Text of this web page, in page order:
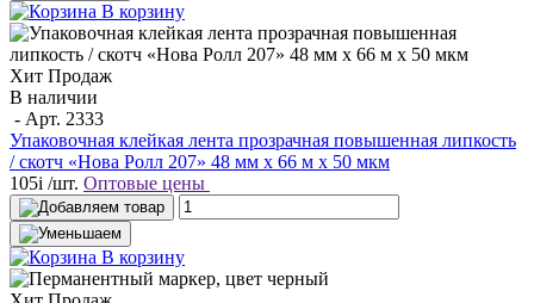
В корзину
Хит Продаж
В наличии
- Арт. 2333
Упаковочная клейкая лента прозрачная повышенная липкость
/ скотч «Нова Ролл 207» 48 мм х 66 м х 50 мкм
105i /шт. Оптовые цены
В корзину